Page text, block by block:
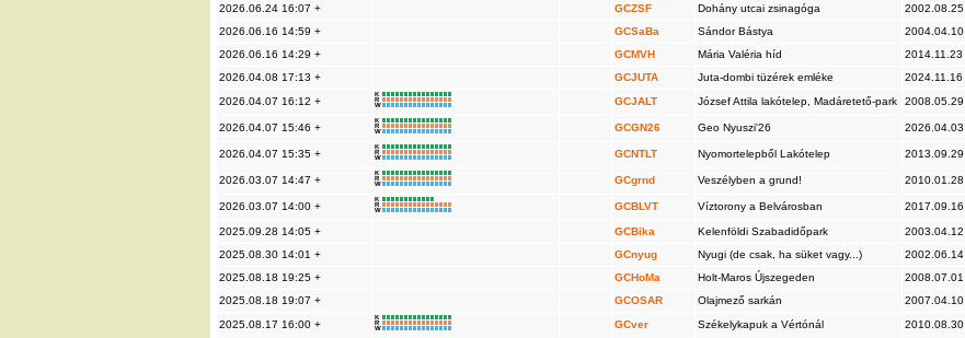
2026.06.24 16:07 +
GCZSF Dohány utcai zsinagóga 2002.08.25
2026.06.16 14:59 +
GCSaBa Sándor Bástya 2004.04.10
2026.06.16 14:29 +
GCMVH Mária Valéria híd 2014.11.23
2026.04.08 17:13 +
GCJUTA Juta-dombi tüzérek emléke 2024.11.16
2026.04.07 16:12 +
K
R
W
GCJALT József Attila lakótelep, Madáretető-park 2008.05.29
2026.04.07 15:46 +
K
R
W
GCGN26 Geo Nyuszi'26 2026.04.03
2026.04.07 15:35 +
K
R
W
GCNTLT Nyomortelepből Lakótelep 2013.09.29
2026.03.07 14:47 +
K
R
W
GCgrnd Veszélyben a grund! 2010.01.28
2026.03.07 14:00 +
K
R
W
GCBLVT Víztorony a Belvárosban 2017.09.16
2025.09.28 14:05 + GCBika Kelenföldi Szabadidőpark 2003.04.12
2025.08.30 14:01 +
GCnyug Nyugi (de csak, ha süket vagy...) 2002.06.14
2025.08.18 19:25 +
GCHoMa Holt-Maros Újszegeden 2008.07.01
2025.08.18 19:07 +
GCOSAR Olajmező sarkán 2007.04.10
2025.08.17 16:00 +
K
R
W
GCver Székelykapuk a Vértónál 2010.08.30